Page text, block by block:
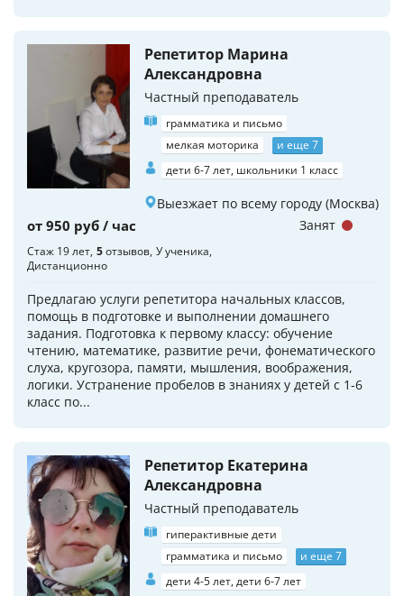
Репетитор Марина
Александровна
Частный преподаватель
грамматика и письмо
мелкая моторика
и еще 7
дети 6-7 лет, школьники 1 класс
Выезжает по всему городу (Москва)
от 950 руб / час
Стаж 19 лет 5отзывов У ученика
Дистанционно
Предлагаю услуги репетитора начальных классов,
помощь в подготовке и выполнении домашнего
задания. Подготовка к первому классу: обучение
чтению, математике, развитие речи, фонематического
слуха, кругозора, памяти, мышления, воображения,
логики. Устранение пробелов в знаниях у детей с 1-6
класс по...
Занят
Репетитор Екатерина
Александровна
Частный преподаватель
гиперактивные дети
грамматика и письмо
и еще 7
дети 4-5 лет, дети 6-7 лет